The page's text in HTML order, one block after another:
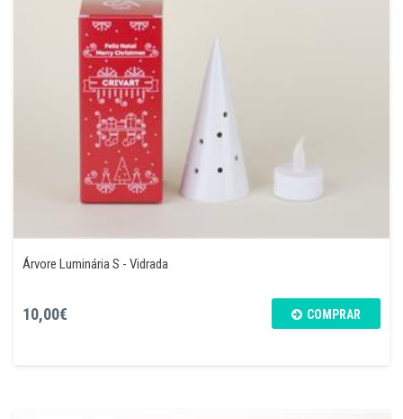
Árvore Luminária S - Vidrada
10,00€ COMPRAR